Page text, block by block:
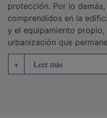
protección. Por lo
comprendidos en la
y el equipamiento
urbanización que
Leer más